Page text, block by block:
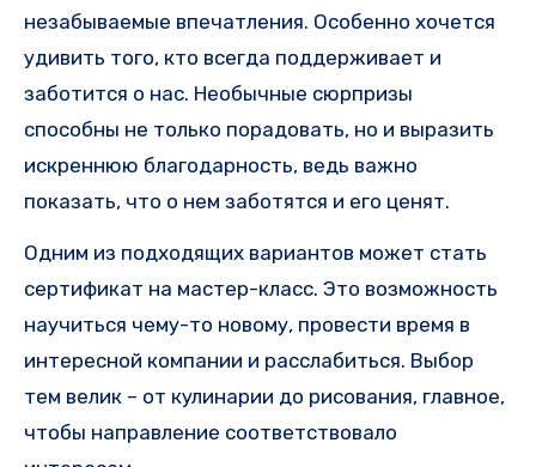
незабываемые впечатления. Особенно хочется
удивить того, кто всегда поддерживает и
заботится о нас. Необычные сюрпризы
способны не только порадовать, но и выразить
искреннюю благодарность, ведь важно
показать, что о нем заботятся и его ценят.
Одним из подходящих вариантов может стать
сертификат на мастер-класс. Это возможность
научиться чему-то новому, провести время в
интересной компании и расслабиться. Выбор
тем велик – от кулинарии до рисования, главное,
чтобы направление соответствовало